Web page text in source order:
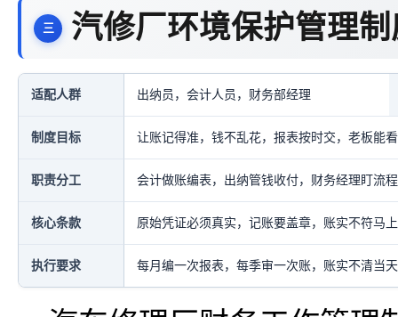
汽修厂环境保护管理
适配人群 出纳员，会计人员，财务部经理
制度目标 让账记得准，钱不乱花，报表按时交，老板能
职责分工 会计做账编表，出纳管钱收付，财务经理盯流
核心条款 原始凭证必须真实，记账要盖章，账实不符马
执行要求 每月编一次报表，每季审一次账，账实不清当